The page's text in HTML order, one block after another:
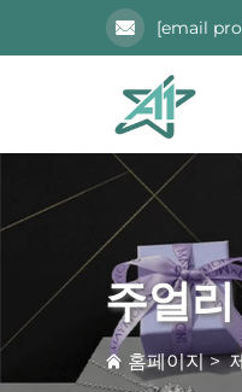
[email
주얼
홈페이지>